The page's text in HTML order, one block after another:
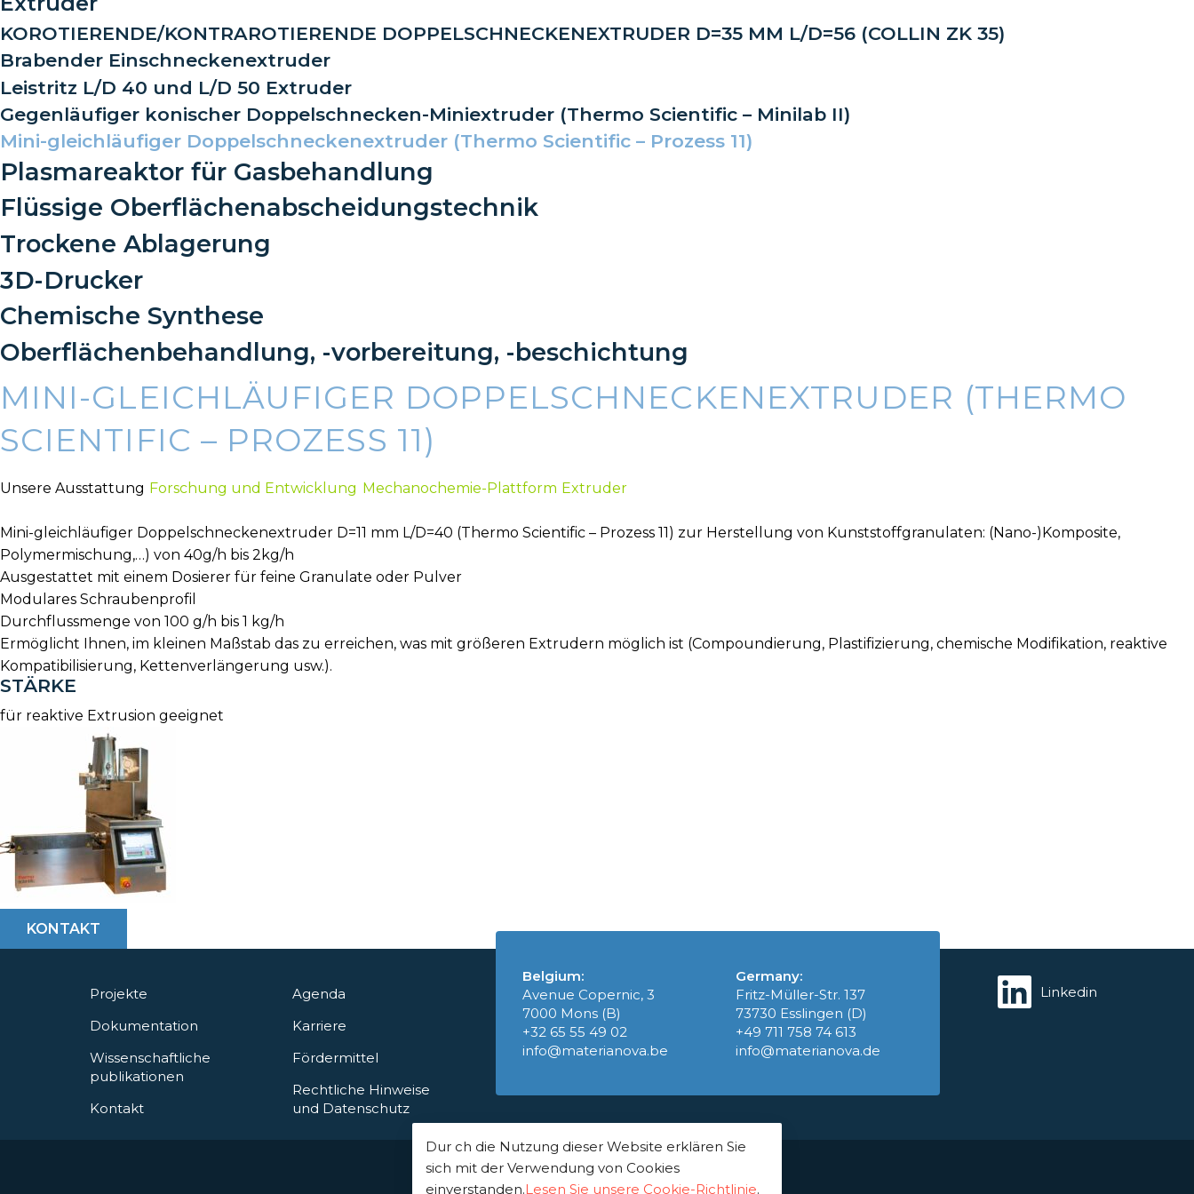
KOROTIERENDE/KONTRAROTIERENDE DOPPELSCHNECKENEXTRUDER D=35 MM L/D=56 (COLLIN ZK 35)
Brabender Einschneckenextruder
Leistritz L/D 40 und L/D 50 Extruder
Gegenläufiger konischer Doppelschnecken-Miniextruder (Thermo Scientific – Minilab II)
Mini-gleichläufiger Doppelschneckenextruder (Thermo Scientific – Prozess 11)
Plasmareaktor für Gasbehandlung
Flüssige Oberflächenabscheidungstechnik
Trockene Ablagerung
3D-Drucker
Chemische Synthese
Oberflächenbehandlung, -vorbereitung, -beschichtung
MINI-GLEICHLÄUFIGER DOPPELSCHNECKENEXTRUDER (THERMO
SCIENTIFIC – PROZESS 11)
Unsere Ausstattung Forschung und Entwicklung Mechanochemie-Plattform Extruder
Mini-gleichläufiger Doppelschneckenextruder D=11 mm L/D=40 (Thermo Scientific – Prozess 11) zur Herstellung von Kunststoffgranulaten: (Nano-)Komposite,
Polymermischung,…) von 40g/h bis 2kg/h
Ausgestattet mit einem Dosierer für feine Granulate oder Pulver
Modulares Schraubenprofil
Durchflussmenge von 100 g/h bis 1 kg/h
Ermöglicht Ihnen, im kleinen Maßstab das zu erreichen, was mit größeren Extrudern möglich ist (Compoundierung, Plastifizierung, chemische Modifikation, reaktive
Kompatibilisierung, Kettenverlängerung usw.).
STÄRKE
für reaktive Extrusion geeignet
KONTAKT
Projekte
Dokumentation
Wissenschaftliche
publikationen
Kontakt
Agenda
Karriere
Fördermittel
Rechtliche Hinweise
und Datenschutz
Belgium:
Avenue Copernic, 3
7000 Mons (B)
+32 65 55 49 02
info@materianova.be
Germany:
Fritz-Müller-Str. 137
73730 Esslingen (D)
+49 711 758 74 613
info@materianova.de
Linkedin
Materia Nova (B) ist Mitglied des Greendeal
Dur ch die Nutzung dieser Website erklären Sie
sich mit der Verwendung von Cookies
einverstanden.Lesen Sie unsere Cookie-Richtlinie.